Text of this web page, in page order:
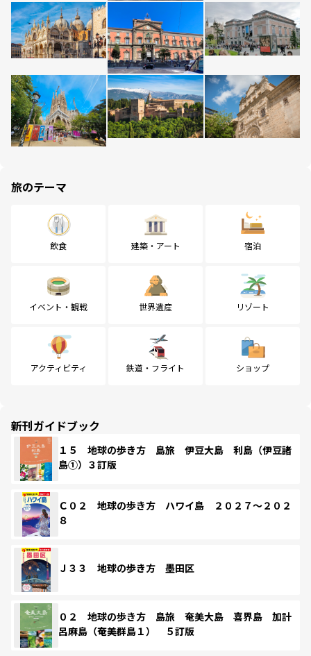
旅のテーマ
飲食 建築・アート 宿泊
イベント・観戦 世界遺産 リゾート
アクティビティ 鉄道・フライト ショップ
新刊ガイドブック
１５ 地球の歩き方 島旅 伊豆大島 利島（伊豆諸
島①）３訂版
Ｃ０２ 地球の歩き方 ハワイ島 ２０２７～２０２
８
Ｊ３３ 地球の歩き方 墨田区
０２ 地球の歩き方 島旅 奄美大島 喜界島 加計
呂麻島（奄美群島１） ５訂版